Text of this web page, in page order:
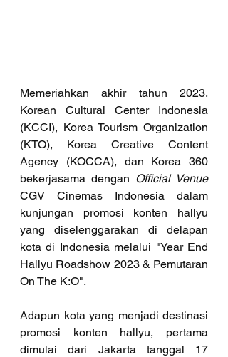
Memeriahkan akhir tahun 2023,
Korean Cultural Center Indonesia
(KCCI), Korea Tourism Organization
(KTO), Korea Creative Content
Agency (KOCCA), dan Korea 360
bekerjasama dengan Official Venue
CGV Cinemas Indonesia dalam
kunjungan promosi konten hallyu
yang diselenggarakan di delapan
kota di Indonesia melalui "Year End
Hallyu Roadshow 2023 & Pemutaran
On The K:O".
Adapun kota yang menjadi destinasi
promosi konten hallyu, pertama
dimulai dari Jakarta tanggal 17